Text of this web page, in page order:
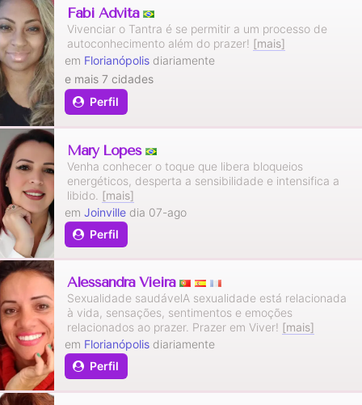
Fabi Advita
Vivenciar o Tantra é se permitir a um processo de
autoconhecimento além do prazer! [mais]
Perfil
em Florianópolisdiariamente
e mais 7 cidades
Mary Lopes
Venha conhecer o toque que libera bloqueios
energéticos, desperta a sensibilidade e intensifica a
libido. [mais]
Perfil
em Joinvilledia 07-ago
Alessandra Vieira
Sexualidade saudávelA sexualidade está relacionada
à vida, sensações, sentimentos e emoções
relacionados ao prazer. Prazer em Viver! [mais]
Perfil
em Florianópolisdiariamente